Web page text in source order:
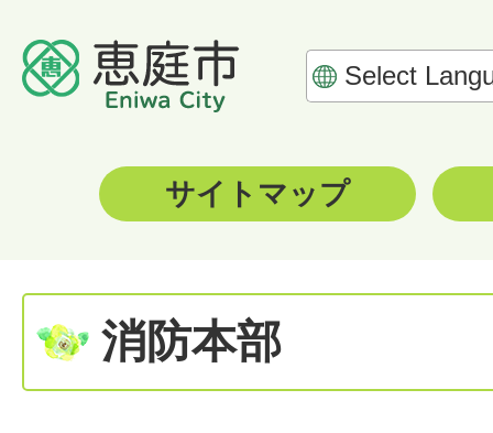
サイトマップ
消防本部